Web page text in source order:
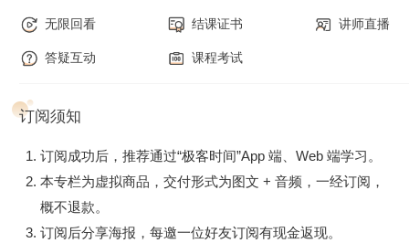
无限回看 结课证书 讲师直播
答疑互动 课程考试
订阅须知
订阅成功后，推荐通过“极客时间”App 端、Web 端学习。
本专栏为虚拟商品，交付形式为图文 + 音频，一经订阅，
概不退款。
订阅后分享海报，每邀一位好友订阅有现金返现。